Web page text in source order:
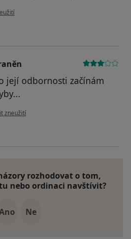
uživatele Váš účet byl odstraněn
její odbornosti začínám
uživatele Váš účet byl odstraněn
zneužití
rozhodovat o tom,
nebo ordinaci navštívit?
Ne